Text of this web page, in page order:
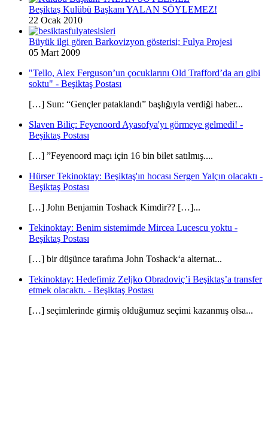
Beşiktaş Kulübü Başkanı YALAN SÖYLEMEZ!
22 Ocak 2010
Büyük ilgi gören Barkovizyon gösterisi; Fulya Projesi
05 Mart 2009
"Tello, Alex Ferguson’un çocuklarını Old Trafford’da arı gibi
soktu" - Beşiktaş Postası
[…] Sun: “Gençler pataklandı” başlığıyla verdiği haber...
Slaven Biliç: Feyenoord Ayasofya'yı görmeye gelmedi! -
Beşiktaş Postası
[…] ”Feyenoord maçı için 16 bin bilet satılmış....
Hürser Tekinoktay: Beşiktaş'ın hocası Sergen Yalçın olacaktı -
Beşiktaş Postası
[…] John Benjamin Toshack Kimdir?? […]...
Tekinoktay: Benim sistemimde Mircea Lucescu yoktu -
Beşiktaş Postası
[…] bir düşünce tarafıma John Toshack‘a alternat...
Tekinoktay: Hedefimiz Zeljko Obradoviç’i Beşiktaş’a transfer
etmek olacaktı. - Beşiktaş Postası
[…] seçimlerinde girmiş olduğumuz seçimi kazanmış olsa...